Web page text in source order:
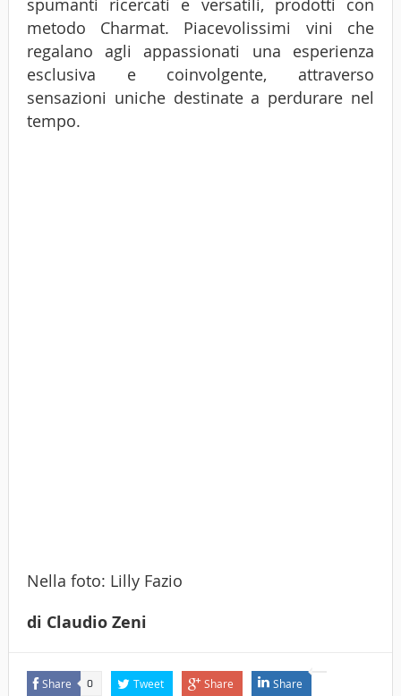
spumanti ricercati e versatili, prodotti con
metodo Charmat. Piacevolissimi vini che
regalano agli appassionati una esperienza
esclusiva e coinvolgente, attraverso
sensazioni uniche destinate a perdurare nel
tempo.
Nella foto: Lilly Fazio
di Claudio Zeni
Share 0 Tweet Share Share